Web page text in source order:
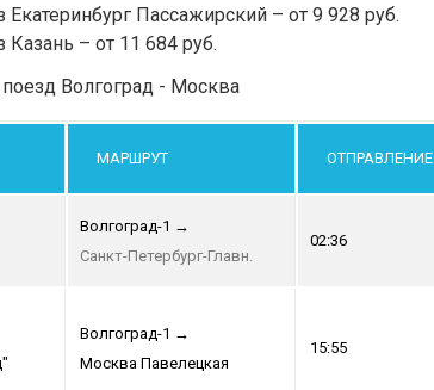
Екатеринбург Пассажирский – от 9 928 руб.
Казань – от 11 684 руб.
Волгоград - Москва
МАРШРУТ ОТПРАВЛЕНИЕ
Волгоград-1 →
Санкт-Петербург-Главн.
02:36
Волгоград-1 →
Москва Павелецкая
15:55